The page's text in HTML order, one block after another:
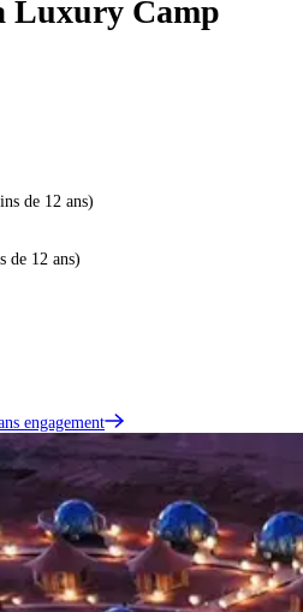
Luxury Camp
de 12 ans)
de 12 ans)
engagement